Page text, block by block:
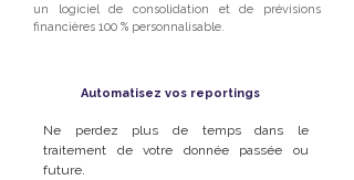
un logiciel de consolidation et de prévisions
financières 100 % personnalisable.
Automatisez vos reportings
Ne perdez plus de temps dans le
traitement de votre donnée passée ou
future.